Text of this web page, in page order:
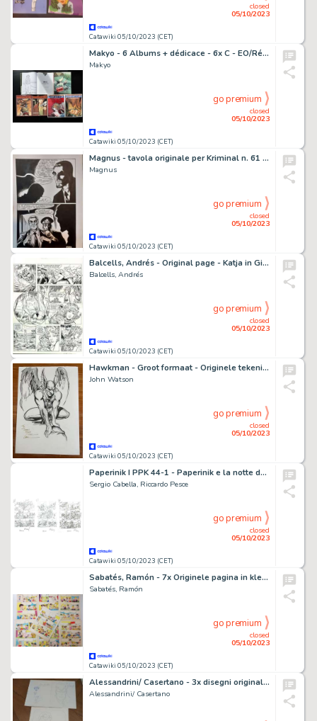
Catawiki 05/10/2023 (CET)
closed
05/10/2023
Makyo - 6 Albums + dédicace - 6x C - EO/Ré - (1984/1998)
Makyo
Catawiki 05/10/2023 (CET)
closed
05/10/2023
go premium
Magnus - tavola originale per Kriminal n. 61 con commissario Milton - (1966)
Magnus
Catawiki 05/10/2023 (CET)
closed
05/10/2023
go premium
Balcells, Andrés - Original page - Katja in Gimbo - (1991)
Balcells, Andrés
Catawiki 05/10/2023 (CET)
closed
05/10/2023
go premium
Hawkman - Groot formaat - Originele tekening - Page volante - (2009)
John Watson
Catawiki 05/10/2023 (CET)
closed
05/10/2023
go premium
Paperinik I PPK 44-1 - Paperinik e la notte dei follower - 3 signed original sketch pages by Sergio Cabella - (2020)
Sergio Cabella, Riccardo Pesce
Catawiki 05/10/2023 (CET)
closed
05/10/2023
go premium
Sabatés, Ramón - 7x Originele pagina in kleur - Entre Amis - (1958)
Sabatés, Ramón
Catawiki 05/10/2023 (CET)
closed
05/10/2023
go premium
Alessandrini/ Casertano - 3x disegni originali dedicaces - "Dylan Dog" e "Martin Mystère" - (1994)
Alessandrini/ Casertano